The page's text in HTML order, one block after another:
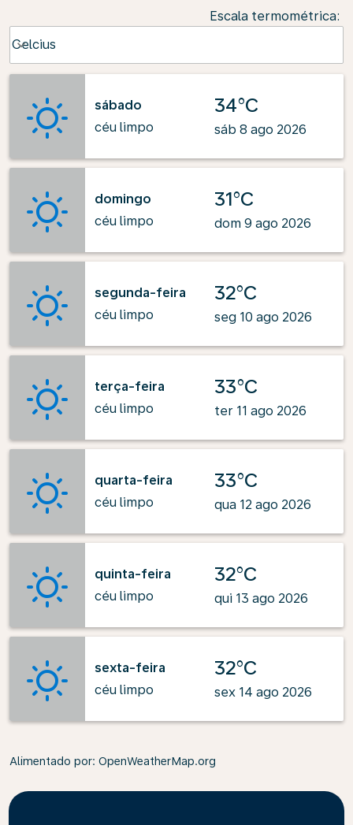
Escala termométrica:
Celcius
keyboard_arrow_down
sábado
céu limpo
34°C
sáb 8 ago 2026
domingo
céu limpo
31°C
dom 9 ago 2026
segunda-feira
céu limpo
32°C
seg 10 ago 2026
terça-feira
céu limpo
33°C
ter 11 ago 2026
quarta-feira
céu limpo
33°C
qua 12 ago 2026
quinta-feira
céu limpo
32°C
qui 13 ago 2026
sexta-feira
céu limpo
32°C
sex 14 ago 2026
Alimentado por: OpenWeatherMap.org